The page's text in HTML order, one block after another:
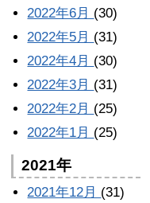
2022年6月 (30)
2022年5月 (31)
2022年4月 (30)
2022年3月 (31)
2022年2月 (25)
2022年1月 (25)
2021年
2021年12月 (31)